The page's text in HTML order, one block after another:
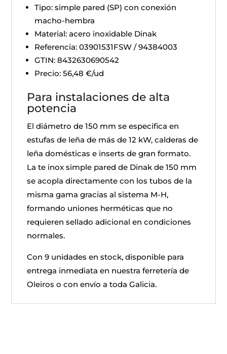
Tipo: simple pared (SP) con conexión
macho-hembra
Material: acero inoxidable Dinak
Referencia: 03901531FSW / 94384003
GTIN: 8432630690542
Precio: 56,48 €/ud
Para instalaciones de alta
potencia
El diámetro de 150 mm se especifica en
estufas de leña de más de 12 kW, calderas de
leña domésticas e inserts de gran formato.
La te inox simple pared de Dinak de 150 mm
se acopla directamente con los tubos de la
misma gama gracias al sistema M-H,
formando uniones herméticas que no
requieren sellado adicional en condiciones
normales.
Con 9 unidades en stock, disponible para
entrega inmediata en nuestra ferretería de
Oleiros o con envío a toda Galicia.